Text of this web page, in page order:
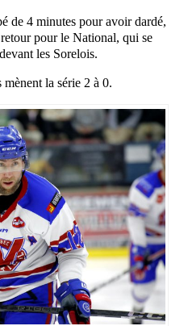
de 4 minutes pour avoir dardé,
pour le National, qui se
les Sorelois.
la série 2 à 0.